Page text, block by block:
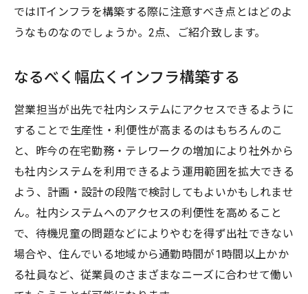
ではITインフラを構築する際に注意すべき点とはどのよ
うなものなのでしょうか。2点、ご紹介致します。
なるべく幅広くインフラ構築する
営業担当が出先で社内システムにアクセスできるように
することで生産性・利便性が高まるのはもちろんのこ
と、昨今の在宅勤務・テレワークの増加により社外から
も社内システムを利用できるよう運用範囲を拡大できる
よう、計画・設計の段階で検討してもよいかもしれませ
ん。社内システムへのアクセスの利便性を高めること
で、待機児童の問題などによりやむを得ず出社できない
場合や、住んでいる地域から通勤時間が1時間以上かか
る社員など、従業員のさまざまなニーズに合わせて働い